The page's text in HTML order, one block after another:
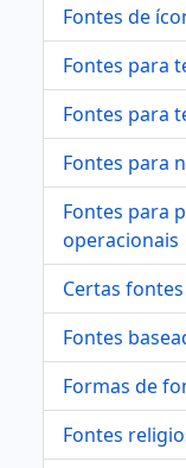
Fontes de
Fontes para
Fontes para
Fontes para
Fontes para
operacionais
Certas fontes
Fontes
Formas de
Fontes